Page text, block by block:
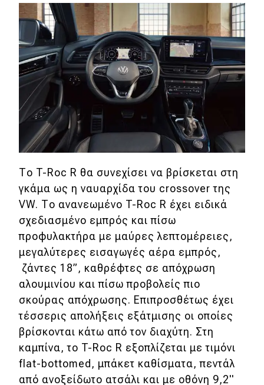
Χρηστικά
Συμβουλές
ΚΤΕΟ
Οδική βοήθεια
eDRIVE
DRIVE USED
Το T-Roc R θα συνεχίσει να βρίσκεται στη
γκάμα ως η ναυαρχίδα του crossover της
VW. Το ανανεωμένο T-Roc R έχει ειδικά
σχεδιασμένο εμπρός και πίσω
προφυλακτήρα με μαύρες λεπτομέρειες,
μεγαλύτερες εισαγωγές αέρα εμπρός,
ζάντες 18”, καθρέφτες σε απόχρωση
αλουμινίου και πίσω προβολείς πιο
σκούρας απόχρωσης. Επιπροσθέτως έχει
τέσσερις απολήξεις εξάτμισης οι οποίες
βρίσκονται κάτω από τον διαχύτη. Στη
καμπίνα, το T-Roc R εξοπλίζεται με τιμόνι
flat-bottomed, μπάκετ καθίσματα, πεντάλ
από ανοξείδωτο ατσάλι και με οθόνη 9,2''